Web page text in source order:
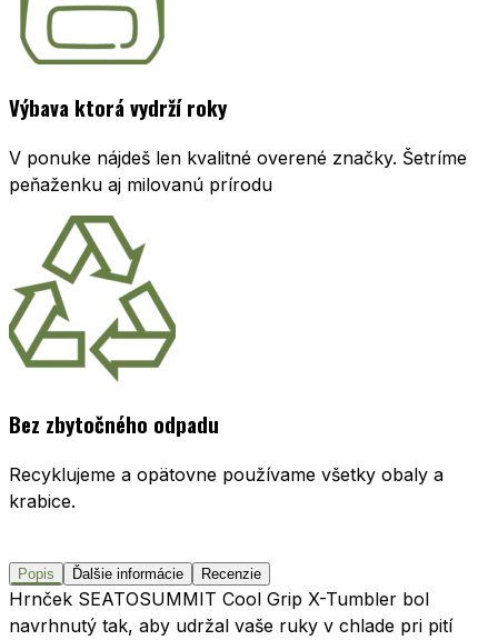
Výbava ktorá vydrží roky
V ponuke nájdeš len kvalitné overené značky. Šetríme
peňaženku aj milovanú prírodu
Bez zbytočného odpadu
Recyklujeme a opätovne používame všetky obaly a
krabice.
Popis Ďalšie informácie Recenzie
Hrnček SEATOSUMMIT Cool Grip X-Tumbler bol
navrhnutý tak, aby udržal vaše ruky v chlade pri pití